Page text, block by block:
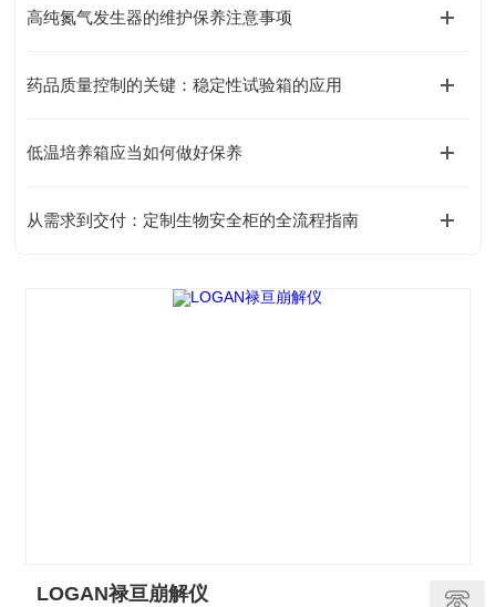
高纯氮气发生器的维护保养注意事项
药品质量控制的关键：稳定性试验箱的应用
低温培养箱应当如何做好保养
从需求到交付：定制生物安全柜的全流程指南
LOGAN禄亘崩解仪